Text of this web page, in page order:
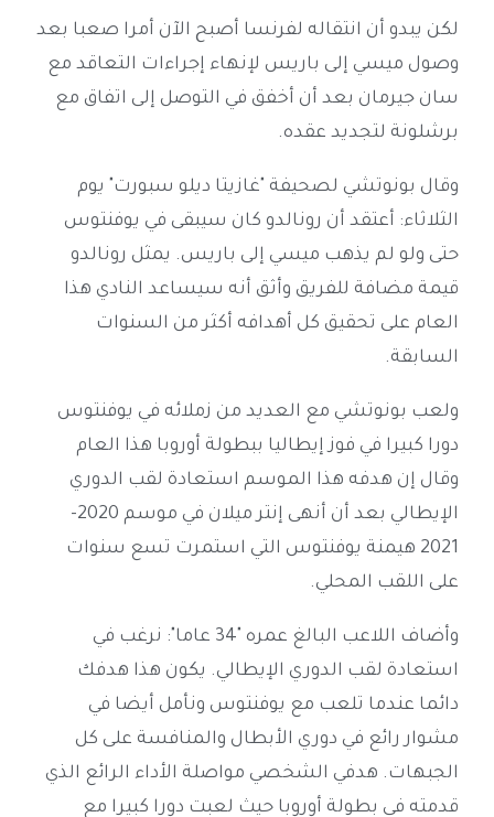
لكن يبدو أن انتقاله لفرنسا أصبح الآن أمرا صعبا بعد
وصول ميسي إلى باريس لإنهاء إجراءات التعاقد مع
سان جيرمان بعد أن أخفق في التوصل إلى اتفاق مع
برشلونة لتجديد عقده.
وقال بونوتشي لصحيفة "غازيتا ديلو سبورت" يوم
الثلاثاء: أعتقد أن رونالدو كان سيبقى في يوفنتوس
حتى ولو لم يذهب ميسي إلى باريس. يمثل رونالدو
قيمة مضافة للفريق وأثق أنه سيساعد النادي هذا
العام على تحقيق كل أهدافه أكثر من السنوات
السابقة.
ولعب بونوتشي مع العديد من زملائه في يوفنتوس
دورا كبيرا في فوز إيطاليا ببطولة أوروبا هذا العام
وقال إن هدفه هذا الموسم استعادة لقب الدوري
الإيطالي بعد أن أنهى إنتر ميلان في موسم 2020-
2021 هيمنة يوفنتوس التي استمرت تسع سنوات
على اللقب المحلي.
وأضاف اللاعب البالغ عمره "34 عاما": نرغب في
استعادة لقب الدوري الإيطالي. يكون هذا هدفك
دائما عندما تلعب مع يوفنتوس ونأمل أيضا في
مشوار رائع في دوري الأبطال والمنافسة على كل
الجبهات. هدفي الشخصي مواصلة الأداء الرائع الذي
قدمته في بطولة أوروبا حيث لعبت دورا كبيرا مع